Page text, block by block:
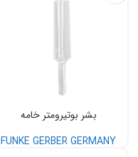
بشر بوتیرومتر خامه
FUNKE GERBER GERMANY